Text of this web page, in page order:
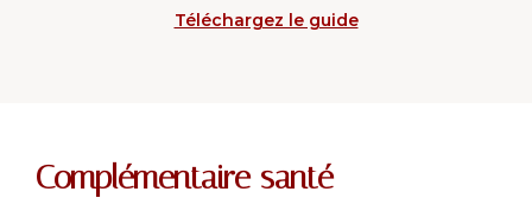
Téléchargez le guide
Complémentaire santé